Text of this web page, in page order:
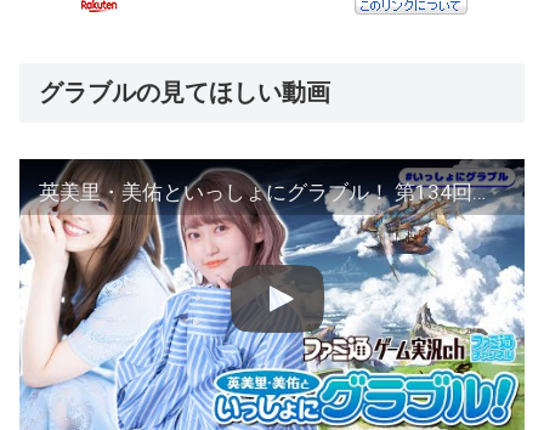
グラブルの見てほしい動画
英美里・美佑といっしょにグラブル！ 第134回【3月23日配信】